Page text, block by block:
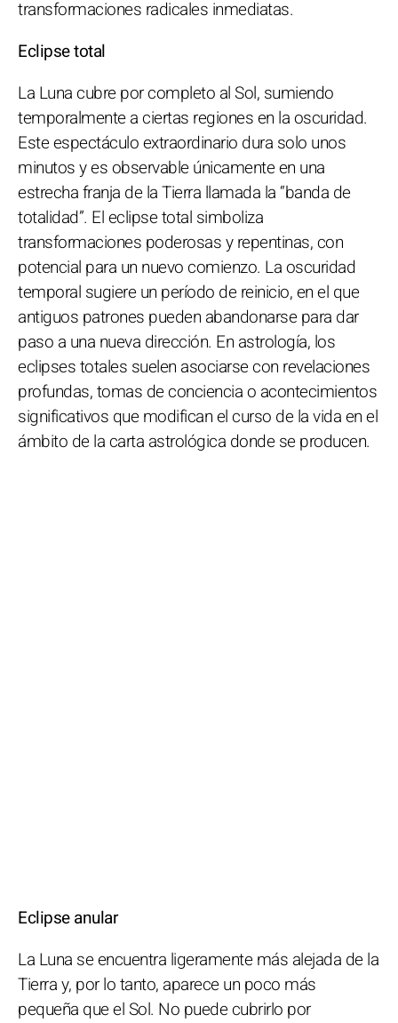
transformaciones radicales inmediatas.
Eclipse total
La Luna cubre por completo al Sol, sumiendo
temporalmente a ciertas regiones en la oscuridad.
Este espectáculo extraordinario dura solo unos
minutos y es observable únicamente en una
estrecha franja de la Tierra llamada la “banda de
totalidad”. El eclipse total simboliza
transformaciones poderosas y repentinas, con
potencial para un nuevo comienzo. La oscuridad
temporal sugiere un período de reinicio, en el que
antiguos patrones pueden abandonarse para dar
paso a una nueva dirección. En astrología, los
eclipses totales suelen asociarse con revelaciones
profundas, tomas de conciencia o acontecimientos
significativos que modifican el curso de la vida en el
ámbito de la carta astrológica donde se producen.
Eclipse anular
La Luna se encuentra ligeramente más alejada de la
Tierra y, por lo tanto, aparece un poco más
pequeña que el Sol. No puede cubrirlo por